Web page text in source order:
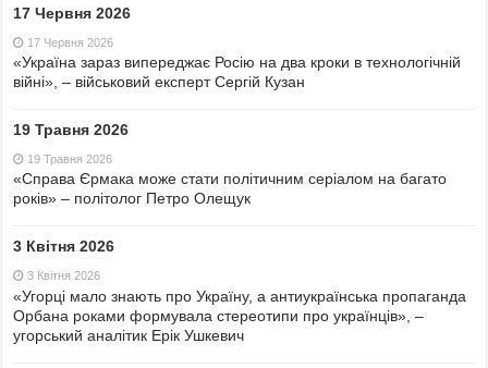
17 Червня 2026
17 Червня 2026
«Україна зараз випереджає Росію на два кроки в технологічній
війні», – військовий експерт Сергій Кузан
19 Травня 2026
19 Травня 2026
«Справа Єрмака може стати політичним серіалом на багато
років» – політолог Петро Олещук
3 Квітня 2026
3 Квітня 2026
«Угорці мало знають про Україну, а антиукраїнська пропаганда
Орбана роками формувала стереотипи про українців», –
угорський аналітик Ерік Ушкевич